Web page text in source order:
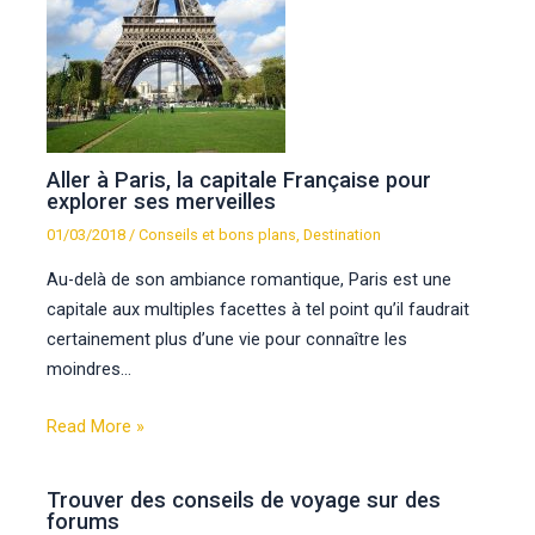
Aller à Paris, la capitale Française pour
explorer ses merveilles
01/03/2018/Conseils et bons plans,Destination
Au-delà de son ambiance romantique, Paris est une
capitale aux multiples facettes à tel point qu’il faudrait
certainement plus d’une vie pour connaître les
moindres…
Read More »
Trouver des conseils de voyage sur des
forums